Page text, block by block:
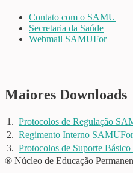
Contato com o SAMU
Secretaria da Saúde
Webmail SAMUFor
Maiores Downloads
1. Protocolos de Regulação
2. Regimento Interno
3. Protocolos de Suporte
® Núcleo de Educação